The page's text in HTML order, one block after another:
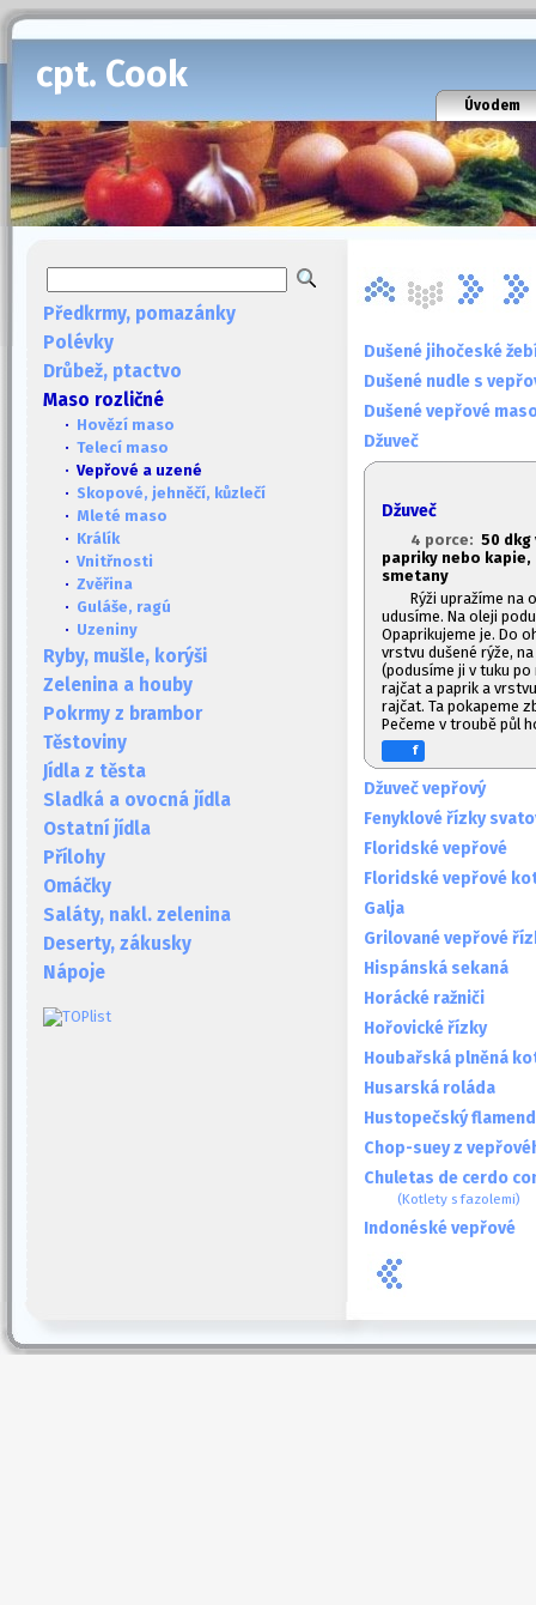
cpt. Cook
Úvodem
Předkrmy, pomazánky
Polévky
Drůbež, ptactvo
Maso rozličné
· Hovězí maso
· Telecí maso
· Vepřové a uzené
· Skopové, jehněčí, kůzlečí
· Mleté maso
· Králík
· Vnitřnosti
· Zvěřina
· Guláše, ragú
· Uzeniny
Ryby, mušle, korýši
Zelenina a houby
Pokrmy z brambor
Těstoviny
Jídla z těsta
Sladká a ovocná jídla
Ostatní jídla
Přílohy
Omáčky
Saláty, nakl. zelenina
Deserty, zákusky
Nápoje
Dušené jihočeské
Dušené nudle s
Dušené vepřové
Džuveč
Džuveč
4 porce: 50 dkg
papriky nebo
smetany
Rýži upražíme na
udusíme. Na oleji
Opaprikujeme je. Do
vrstvu dušené rýže,
(podusíme ji v tuku
rajčat a paprik a
rajčat. Ta pokapeme
Pečeme v troubě půl
f
Džuveč vepřový
Fenyklové řízky
Floridské vepřové
Floridské vepřové
Galja
Grilované vepřové
Hispánská sekaná
Horácké ražniči
Hořovické řízky
Houbařská plněná
Husarská roláda
Hustopečský
Chop-suey z
Chuletas de cerdo
(Kotlety s fazolemi)
Indonéské vepřové